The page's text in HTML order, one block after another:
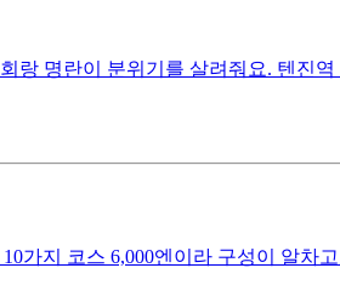
랑 명란이 분위기를 살려줘요. 텐진
가지 코스 6,000엔이라 구성이 알차